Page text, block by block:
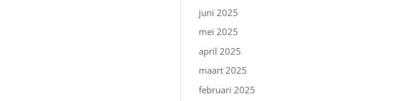
juni 2025
mei 2025
april 2025
maart 2025
februari 2025